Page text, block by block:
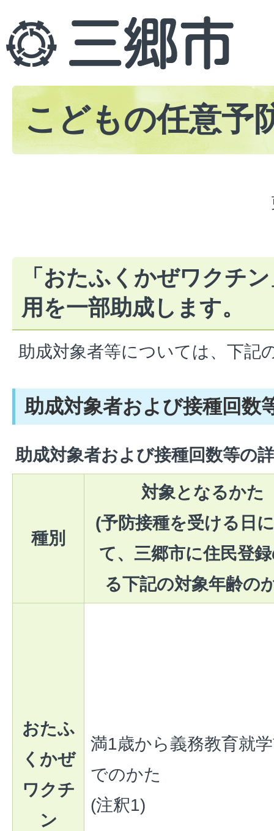
こどもの任意予
「おたふくかぜワクチ
用を一部助成します。
助成対象者等については、下記
助成対象者および接種回数
助成対象者および接種回数等の
種別
対象となるかた
(予防接種を受ける日
て、三郷市に住民登
る下記の対象年齢の
おたふ
くかぜ
ワクチ
ン
満1歳から義務教育就
でのかた
(注釈1)